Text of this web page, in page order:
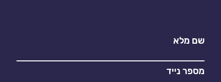
שם מלא
מספר נייד